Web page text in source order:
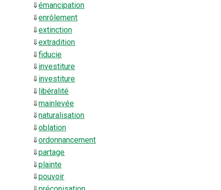
⇓émancipation
⇓enrôlement
⇓extinction
⇓extradition
⇓fiducie
⇓ investiture
⇓ investiture
⇓ libéralité
⇓mainlevée
⇓naturalisation
⇓oblation
⇓ordonnancement
⇓partage
⇓plainte
⇓pouvoir